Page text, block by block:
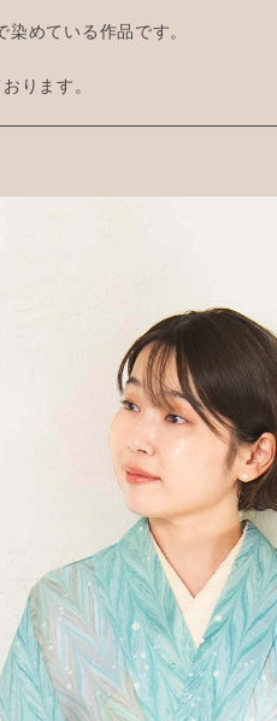
めている作品です。
ります。